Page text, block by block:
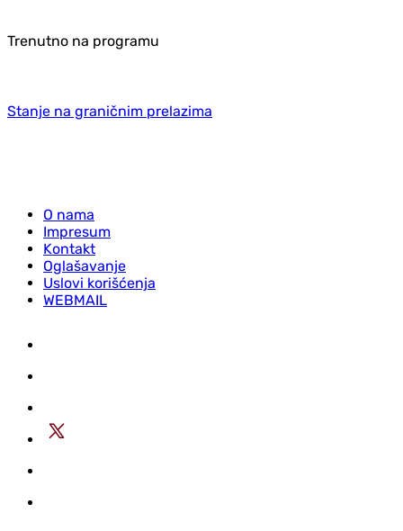
Trenutno na programu
Stanje na graničnim prelazima
O nama
Impresum
Kontakt
Oglašavanje
Uslovi korišćenja
WEBMAIL